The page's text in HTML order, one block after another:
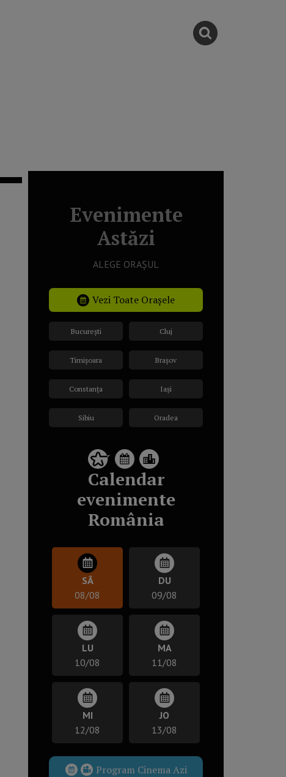
Evenimente
Astăzi
ALEGE ORAȘUL
Vezi Toate Orașele
București
Timișoara
Constanța
Sibiu
Cluj
Brașov
Iași
Oradea
Calendar
evenimente
România
SÂ
08/08
DU
09/08
LU
10/08
MA
11/08
MI
12/08
JO
13/08
Program Cinema Azi